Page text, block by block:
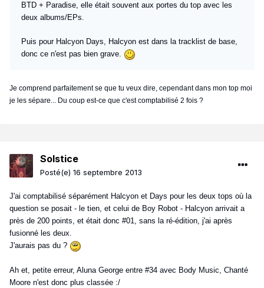
BTD + Paradise, elle était souvent aux portes du top avec les
deux albums/EPs.
Puis pour Halcyon Days, Halcyon est dans la tracklist de base,
donc ce n'est pas bien grave.
Je comprend parfaitement se que tu veux dire, cependant dans mon top moi
je les sépare... Du coup est-ce que c'est comptabilisé 2 fois ?
Solstice
Posté(e) 16 septembre 2013
J'ai comptabilisé séparément Halcyon et Days pour les deux tops où la
question se posait - le tien, et celui de Boy Robot - Halcyon arrivait a
près de 200 points, et était donc #01, sans la ré-édition, j'ai après
fusionné les deux.
J'aurais pas du ?
Ah et, petite erreur, Aluna George entre #34 avec Body Music, Chanté
Moore n'est donc plus classée :/